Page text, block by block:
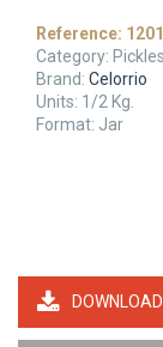
Reference:
Category: Pickles
Brand: Celorrio
Units: 1/2 Kg.
Format: Jar